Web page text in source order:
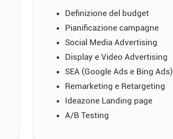
Definizione del budget
Pianificazione campagne
Social Media Advertising
Display e Video Advertising
SEA (Google Ads e Bing Ads)
Remarketing e Retargeting
Ideazone Landing page
A/B Testing